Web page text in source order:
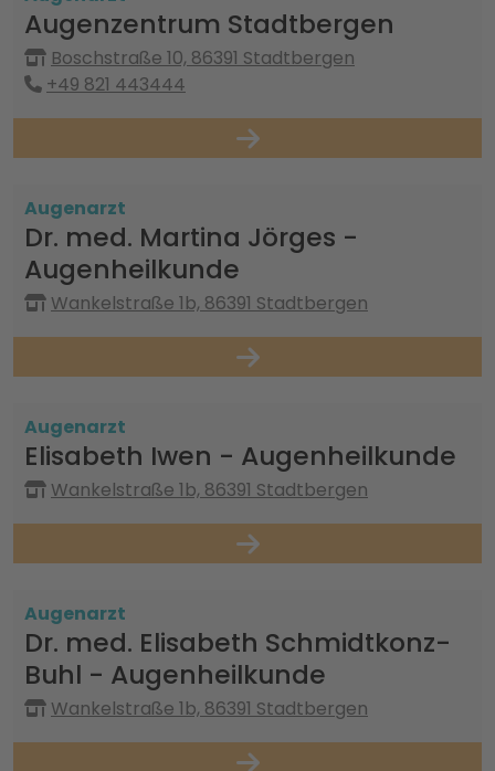
Augenzentrum Stadtbergen
Boschstraße 10, 86391 Stadtbergen
+49 821 443444
Augenarzt
Dr. med. Martina Jörges -
Augenheilkunde
Wankelstraße 1b, 86391 Stadtbergen
Augenarzt
Elisabeth Iwen - Augenheilkunde
Wankelstraße 1b, 86391 Stadtbergen
Augenarzt
Dr. med. Elisabeth Schmidtkonz-
Buhl - Augenheilkunde
Wankelstraße 1b, 86391 Stadtbergen